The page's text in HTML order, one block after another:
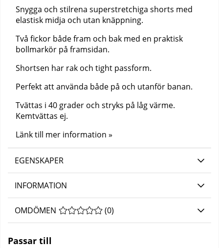
Snygga och stilrena superstretchiga shorts med
elastisk midja och utan knäppning.
Två fickor både fram och bak med en praktisk
bollmarkör på framsidan.
Shortsen har rak och tight passform.
Perfekt att använda både på och utanför banan.
Tvättas i 40 grader och stryks på låg värme.
Kemtvättas ej.
Länk till mer information »
EGENSKAPER
INFORMATION
OMDÖMEN MEDELBETYG 0 AV 5 ANTAL BETYG 0
(0)
Passar till